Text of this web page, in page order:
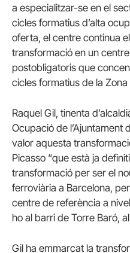
a especialitzar-se en el
cicles formatius d’alta
oferta, el centre continua
transformació en un
postobligatoris que
cicles formatius de la Zona
Raquel Gil, tinenta
Ocupació de l’Ajuntament
valor aquesta
Picasso “que està ja
transformació per ser el
ferroviària a Barcelona,
centre de referència a
ho al barri de Torre Baró,
Gil ha emmarcat la